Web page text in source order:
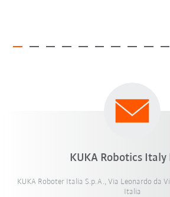
KUKA Robotics Italy
KUKA Roboter Italia S.p.A., Via Leonardo da
Italia